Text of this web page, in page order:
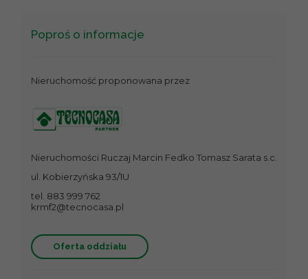
Poproś o informacje
Nieruchomość proponowana przez
Nieruchomości Ruczaj Marcin Fedko Tomasz Sarata s.c.
ul. Kobierzyńska 93/1U
tel. 883 999 762
krmf2@tecnocasa.pl
Oferta oddziału